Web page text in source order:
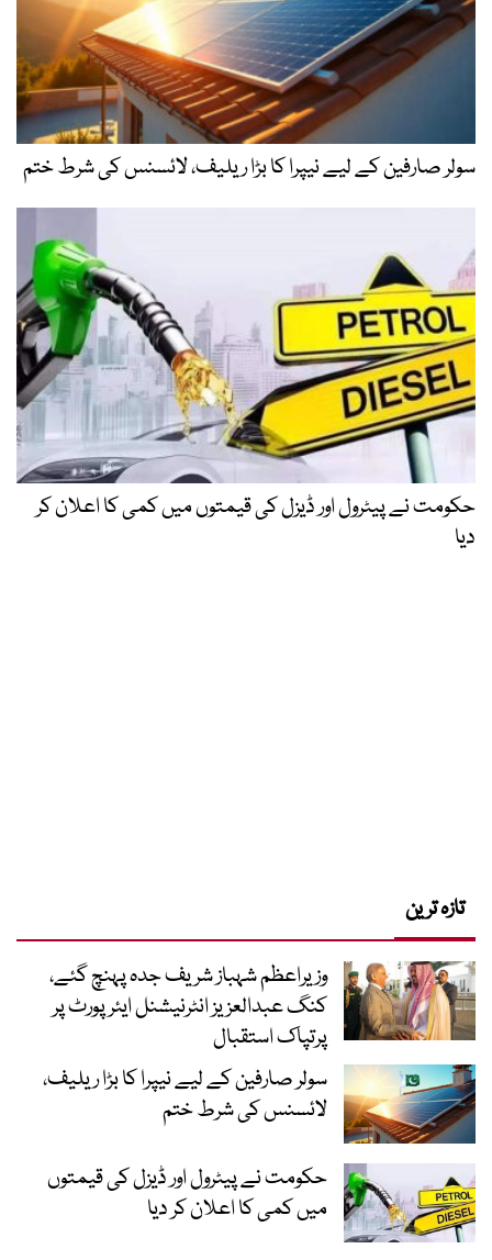
سولر صارفین کے لیے نیپرا کا بڑا ریلیف، لائسنس کی شرط ختم
حکومت نے پیٹرول اور ڈیزل کی قیمتوں میں کمی کا اعلان کر
دیا
تازہ ترین
وزیراعظم شہباز شریف جدہ پہنچ گئے،
کنگ عبدالعزیز انٹرنیشنل ایئر پورٹ پر
پرتپاک استقبال
سولر صارفین کے لیے نیپرا کا بڑا ریلیف،
لائسنس کی شرط ختم
حکومت نے پیٹرول اور ڈیزل کی قیمتوں
میں کمی کا اعلان کر دیا